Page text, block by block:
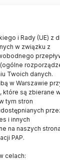
i Rady (UE) z
w związku z
Twoich danych.
w Warszawie
które są zbierane
tym stron
i innych
na naszych
PAP.
celach: